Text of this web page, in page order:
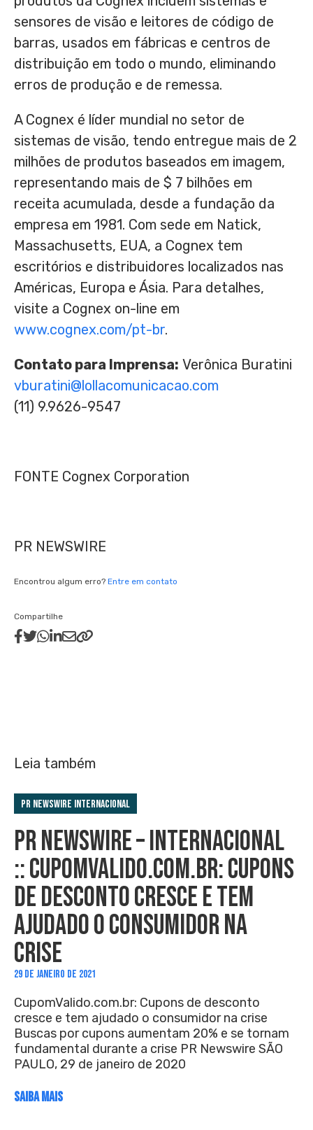
sensores de visão e leitores de código de
barras, usados em fábricas e centros de
distribuição em todo o mundo, eliminando
erros de produção e de remessa.
A Cognex é líder mundial no setor de
sistemas de visão, tendo entregue mais de 2
milhões de produtos baseados em imagem,
representando mais de $ 7 bilhões em
receita acumulada, desde a fundação da
empresa em 1981. Com sede em Natick,
Massachusetts, EUA, a Cognex tem
escritórios e distribuidores localizados nas
Américas, Europa e Ásia. Para detalhes,
visite a Cognex on-line em
www.cognex.com/pt-br.
Contato para Imprensa: Verônica Buratini
vburatini@lollacomunicacao.com
(11) 9.9626-9547
FONTE Cognex Corporation
PR NEWSWIRE
Encontrou algum erro? Entre em contato
Compartilhe
Leia também
PR Newswire Internacional
PR NEWSWIRE – INTERNACIONAL
:: CUPOMVALIDO.COM.BR: CUPONS
DE DESCONTO CRESCE E TEM
AJUDADO O CONSUMIDOR NA
CRISE
29 DE JANEIRO DE 2021
CupomValido.com.br: Cupons de desconto
cresce e tem ajudado o consumidor na crise
Buscas por cupons aumentam 20% e se tornam
fundamental durante a crise PR Newswire SÃO
PAULO, 29 de janeiro de 2020
SAIBA MAIS